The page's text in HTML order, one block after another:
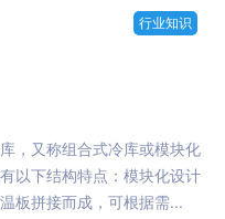
行业知识
，又称组合式冷库或模块化
以下结构特点：模块化设计
板拼接而成，可根据需...